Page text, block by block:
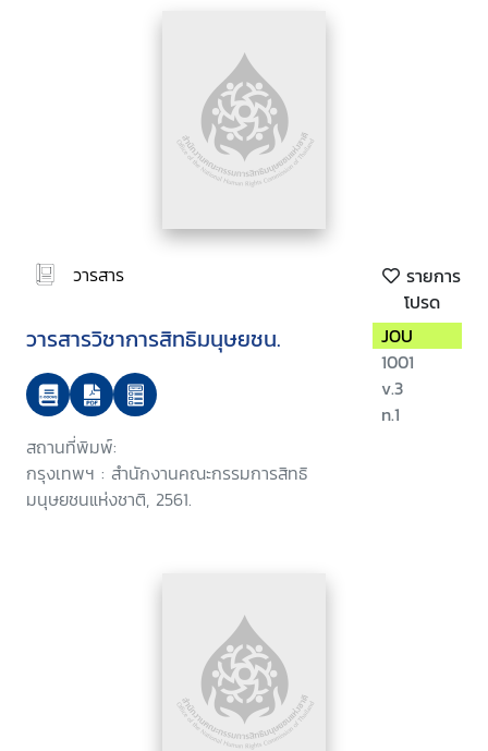
วารสาร
รายการ
โปรด
วารสารวิชาการสิทธิมนุษยชน.
สถานที่พิมพ์:
กรุงเทพฯ : สำนักงานคณะกรรมการสิทธิ
มนุษยชนแห่งชาติ, 2561.
JOU
1001
v.3
n.1